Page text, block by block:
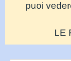
puoi
LE